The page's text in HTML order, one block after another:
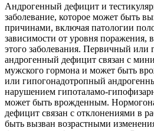
Андрогенный дефицит и
заболевание, которое может быть
причинами, включая патологии
зависимости от уровня поражения,
этого заболевания. Первичный или
андрогенный дефицит связан с
мужского гормона и может быть
или гипогонадотропный
нарушением гипоталамо-
может быть врожденным.
дефицит связан с отклонениями в
быть вызван возрастными